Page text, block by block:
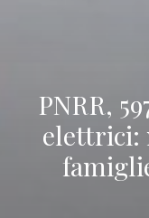
PNRR,
elettrici: